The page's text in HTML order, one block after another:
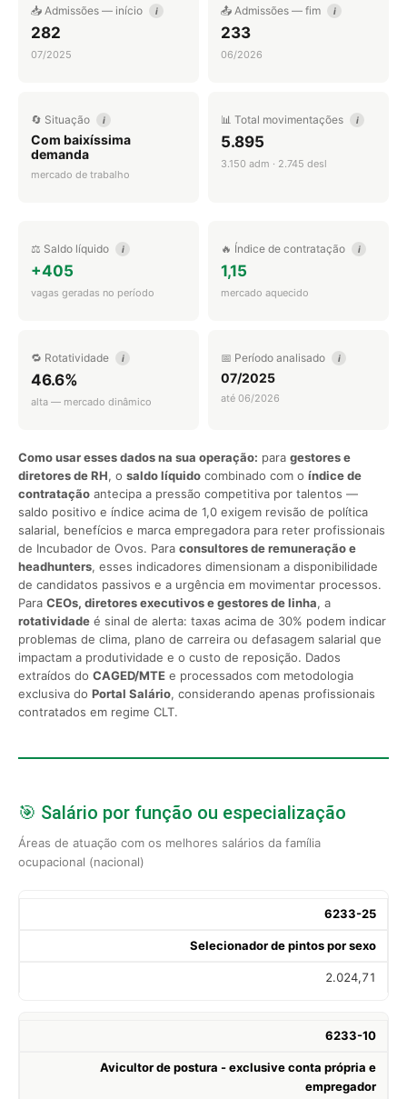
📥 Admissões — início i
282
07/2025
📤 Admissões — fim i
233
06/2026
🔄 Situação i
Com baixíssima
demanda
mercado de trabalho
📊 Total movimentações i
5.895
3.150 adm · 2.745 desl
⚖️ Saldo líquido i
+405
vagas geradas no período
🔥 Índice de contratação i
1,15
mercado aquecido
🔁 Rotatividade i
46.6%
alta — mercado dinâmico
📅 Período analisado i
07/2025
até 06/2026
Como usar esses dados na sua operação: para gestores e
diretores de RH, o saldo líquido combinado com o índice de
contratação antecipa a pressão competitiva por talentos —
saldo positivo e índice acima de 1,0 exigem revisão de política
salarial, benefícios e marca empregadora para reter profissionais
de Incubador de Ovos. Para consultores de remuneração e
headhunters, esses indicadores dimensionam a disponibilidade
de candidatos passivos e a urgência em movimentar processos.
Para CEOs, diretores executivos e gestores de linha, a
rotatividade é sinal de alerta: taxas acima de 30% podem indicar
problemas de clima, plano de carreira ou defasagem salarial que
impactam a produtividade e o custo de reposição. Dados
extraídos do CAGED/MTE e processados com metodologia
exclusiva do Portal Salário, considerando apenas profissionais
contratados em regime CLT.
🎯 Salário por função ou especialização
Áreas de atuação com os melhores salários da família
ocupacional (nacional)
6233-25
Selecionador de pintos por sexo
2.024,71
6233-10
Avicultor de postura - exclusive conta própria e
empregador